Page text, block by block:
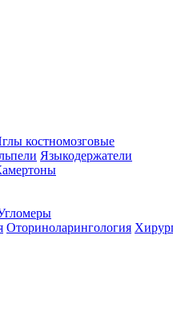
костномозговые
Языкодержатели
Оториноларингология